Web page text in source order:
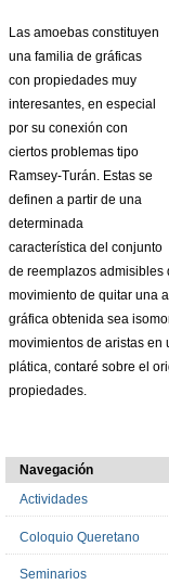
Las amoebas constituyen
una familia de gráficas
con propiedades muy
interesantes, en especial
por su conexión con
ciertos problemas tipo
Ramsey-Turán. Estas se
definen a partir de una
determinada
característica del conjunto
de reemplazos admisibles
movimiento de quitar una
gráfica obtenida sea
movimientos de aristas en
plática, contaré sobre el
propiedades.
Navegación
Actividades
Coloquio Queretano
Seminarios